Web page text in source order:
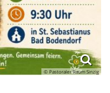
© Pastoraler Raum Sinzig